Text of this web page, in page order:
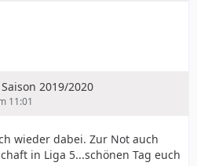
2019/2020
11:01
wieder dabei. Zur Not auch
in Liga 5...schönen Tag euch